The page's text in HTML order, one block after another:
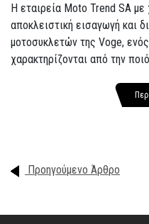
Η εταιρεία Moto Trend SA με
αποκλειστική εισαγωγή και
μοτοσυκλετών της Voge,
χαρακτηρίζονται από την
Προηγούμενο Άρθρο